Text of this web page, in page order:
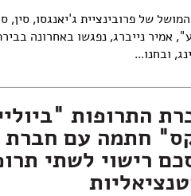
של פרובינציית ג'יאנגסו, סין,
אמיר נייברג, נפגשו באחרונה
ובחנו...
התרופות
חתמה עם חברת
רישוי לשתי